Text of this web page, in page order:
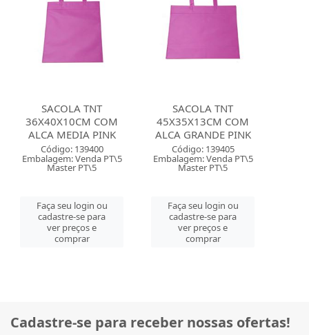
SACOLA TNT
36X40X10CM COM
ALCA MEDIA PINK
Código: 139400
Embalagem: Venda PT\5
Master PT\5
Faça seu login ou
cadastre-se para
ver preços e
comprar
SACOLA TNT
45X35X13CM COM
ALCA GRANDE PINK
Código: 139405
Embalagem: Venda PT\5
Master PT\5
Faça seu login ou
cadastre-se para
ver preços e
comprar
Cadastre-se para receber nossas ofertas!